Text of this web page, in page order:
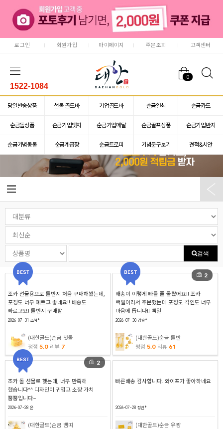
로그인 회원가입 마이페이지 주문조회 고객센터
0
1522-1084
당일발송상품 선물 골드바 기업골드바 순금열쇠 순금카드
순금돌상품 순금기업뱃지 순금기업메달 순금골프상품 순금기업반지
순금기념동물 순금계급장 순금트로피 기념문구보기 견적&시안
검색
조카 선물용으로 돌반지 처음 구매해봤는데,
포장도 너무 예쁘고 좋네요!! 배송도
빠르고요! 돌반지 구매할
2026-07-31 조혜*
(대한골드)순금 첫돌
평점 5.0 리뷰 7
2
배송이 이렇게 빠를 줄 몰랐어요!! 조카
백일이라서 주문했는데 포장도 각인도 너무
마음에 듭니다!! 백일
2026-07-30 강슬*
(대한골드)순금 돌반
평점 5.0 리뷰 61
2
조카 돌 선물로 했는데, 너무 만족해
했습니다^^ 디자인이 귀엽고 소장 가치
뿜뿜입니다~
2026-07-28 윤
(대한골드)순금 뱀띠
빠른배송 감사합니다. 와이프가 좋아하네요
2026-07-28 정진*
(대한골드)순금 유광